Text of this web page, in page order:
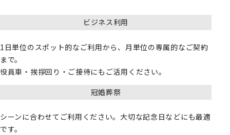
ビジネス利用
1日単位のスポット的なご利用から、月単位の専属的なご契約
まで。
役員車・挨拶回り・ご接待にもご活用ください。
冠婚葬祭
シーンに合わせてご利用ください。大切な記念日などにも最適
です。